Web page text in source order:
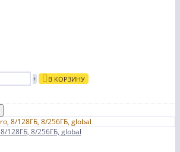
+ В КОРЗИНУ
128ГБ, 8/256ГБ, global